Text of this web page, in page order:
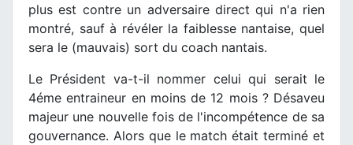
plus est contre un adversaire direct qui n'a rien
montré, sauf à révéler la faiblesse nantaise, quel
sera le (mauvais) sort du coach nantais.
Le Président va-t-il nommer celui qui serait le
4éme entraineur en moins de 12 mois ? Désaveu
majeur une nouvelle fois de l'incompétence de sa
gouvernance. Alors que le match était terminé et